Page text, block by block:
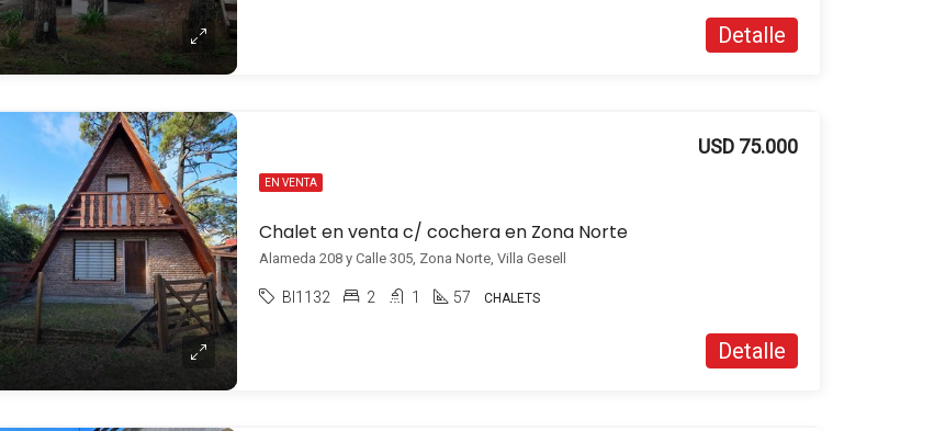
Detalle
EN VENTA
Chalet en venta c/ cochera en Zona Norte
USD 75.000
Alameda 208 y Calle 305, Zona Norte, Villa Gesell
BI1132 2 1 57 CHALETS
Detalle